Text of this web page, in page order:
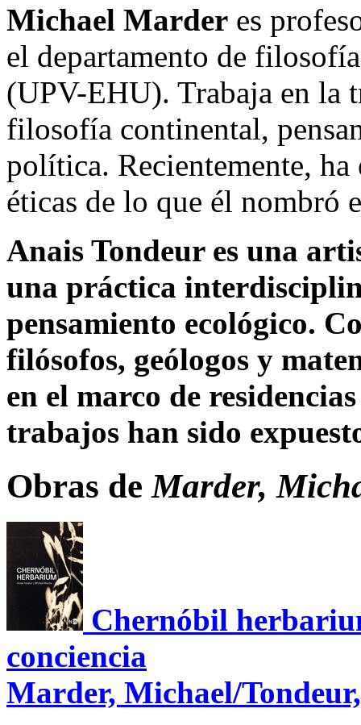
Michael Marder es
el departamento de
(UPV-EHU). Trabaja en la
filosofía continental,
política. Recientemente,
éticas de lo que él nombró
Anais Tondeures una
una práctica
pensamiento ecológico.
filósofos, geólogos y
en el marco de
trabajos han sido
Obras deMarder,
Chernóbil
conciencia
Marder, Michael/